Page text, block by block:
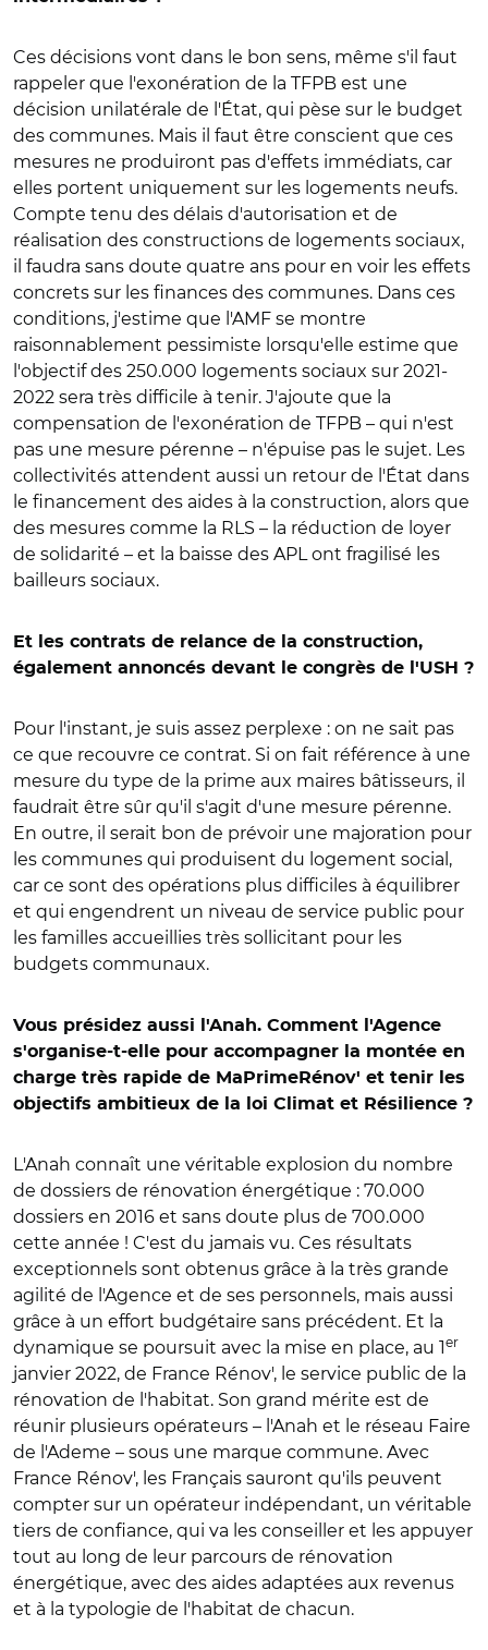
Ces décisions vont dans le bon sens, même s'il faut
rappeler que l'exonération de la TFPB est une
décision unilatérale de l'État, qui pèse sur le budget
des communes. Mais il faut être conscient que ces
mesures ne produiront pas d'effets immédiats, car
elles portent uniquement sur les logements neufs.
Compte tenu des délais d'autorisation et de
réalisation des constructions de logements sociaux,
il faudra sans doute quatre ans pour en voir les effets
concrets sur les finances des communes. Dans ces
conditions, j'estime que l'AMF se montre
raisonnablement pessimiste lorsqu'elle estime que
l'objectif des 250.000 logements sociaux sur 2021-
2022 sera très difficile à tenir. J'ajoute que la
compensation de l'exonération de TFPB – qui n'est
pas une mesure pérenne – n'épuise pas le sujet. Les
collectivités attendent aussi un retour de l'État dans
le financement des aides à la construction, alors que
des mesures comme la RLS – la réduction de loyer
de solidarité – et la baisse des APL ont fragilisé les
bailleurs sociaux.
Et les contrats de relance de la construction,
également annoncés devant le congrès de l'USH ?
Pour l'instant, je suis assez perplexe : on ne sait pas
ce que recouvre ce contrat. Si on fait référence à une
mesure du type de la prime aux maires bâtisseurs, il
faudrait être sûr qu'il s'agit d'une mesure pérenne.
En outre, il serait bon de prévoir une majoration pour
les communes qui produisent du logement social,
car ce sont des opérations plus difficiles à équilibrer
et qui engendrent un niveau de service public pour
les familles accueillies très sollicitant pour les
budgets communaux.
Vous présidez aussi l'Anah. Comment l'Agence
s'organise-t-elle pour accompagner la montée en
charge très rapide de MaPrimeRénov' et tenir les
objectifs ambitieux de la loi Climat et Résilience ?
L'Anah connaît une véritable explosion du nombre
de dossiers de rénovation énergétique : 70.000
dossiers en 2016 et sans doute plus de 700.000
cette année ! C'est du jamais vu. Ces résultats
exceptionnels sont obtenus grâce à la très grande
agilité de l'Agence et de ses personnels, mais aussi
grâce à un effort budgétaire sans précédent. Et la
dynamique se poursuit avec la mise en place, au 1er
janvier 2022, de France Rénov', le service public de la
rénovation de l'habitat. Son grand mérite est de
réunir plusieurs opérateurs – l'Anah et le réseau Faire
de l'Ademe – sous une marque commune. Avec
France Rénov', les Français sauront qu'ils peuvent
compter sur un opérateur indépendant, un véritable
tiers de confiance, qui va les conseiller et les appuyer
tout au long de leur parcours de rénovation
énergétique, avec des aides adaptées aux revenus
et à la typologie de l'habitat de chacun.